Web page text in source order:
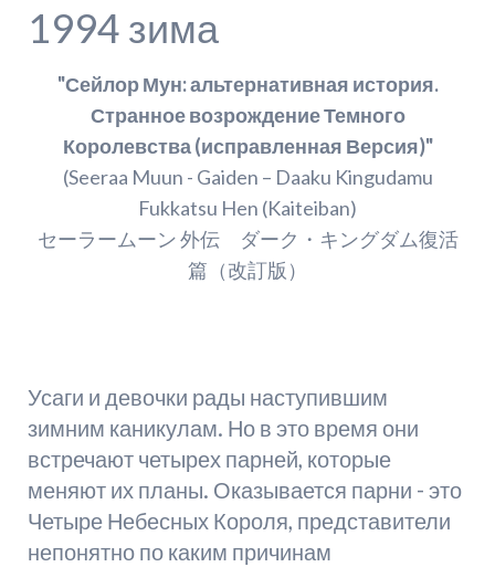
1994 зима
"Сейлор Мун: альтернативная история.
Странное возрождение Темного
Королевства (исправленная Версия)"
(Seeraa Muun - Gaiden – Daaku Kingudamu
Fukkatsu Hen (Kaiteiban)
セーラームーン 外伝 ダーク・キングダム復活
篇（改訂版）
Усаги и девочки рады наступившим
зимним каникулам. Но в это время они
встречают четырех парней, которые
меняют их планы. Оказывается парни - это
Четыре Небесных Короля, представители
непонятно по каким причинам